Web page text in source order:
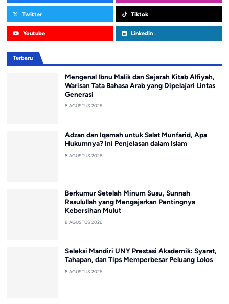
Twitter Tiktok
Youtube Linkedin
Terbaru
Mengenal Ibnu Malik dan Sejarah Kitab Alfiyah,
Warisan Tata Bahasa Arab yang Dipelajari Lintas
Generasi
8 AGUSTUS 2026
Adzan dan Iqamah untuk Salat Munfarid, Apa
Hukumnya? Ini Penjelasan dalam Islam
8 AGUSTUS 2026
Berkumur Setelah Minum Susu, Sunnah
Rasulullah yang Mengajarkan Pentingnya
Kebersihan Mulut
8 AGUSTUS 2026
Seleksi Mandiri UNY Prestasi Akademik: Syarat,
Tahapan, dan Tips Memperbesar Peluang Lolos
8 AGUSTUS 2026